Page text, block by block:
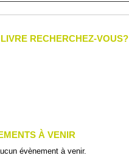
RECHERCHEZ-VOUS?
À VENIR
évènement à venir.